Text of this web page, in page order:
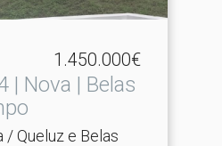
1.450.000€
| Nova | Belas
/ Queluz e Belas